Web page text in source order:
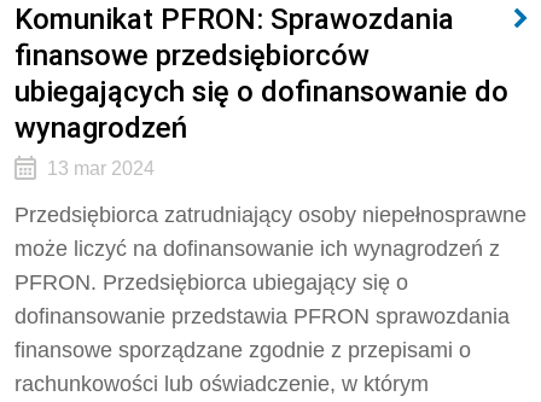
Komunikat PFRON: Sprawozdania
finansowe przedsiębiorców
ubiegających się o dofinansowanie do
wynagrodzeń
13 mar 2024
Przedsiębiorca zatrudniający osoby niepełnosprawne
może liczyć na dofinansowanie ich wynagrodzeń z
PFRON. Przedsiębiorca ubiegający się o
dofinansowanie przedstawia PFRON sprawozdania
finansowe sporządzane zgodnie z przepisami o
rachunkowości lub oświadczenie, w którym